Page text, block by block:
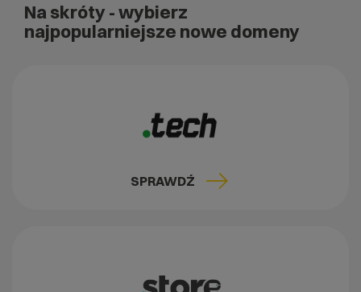
Na skróty - wybierz
najpopularniejsze nowe domeny
SPRAWDŹ